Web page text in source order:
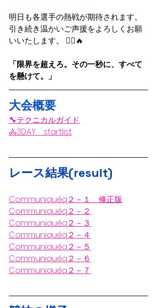
明日も各選手の熱戦が期待されます。
引き続き温かいご声援をよろしくお願
いいたします。 🚴‍♂️🔥
「限界を超えろ。その一秒に、すべて
を懸けて。」
大会概要
🔧テクニカルガイド
🚴3DAY　startlist
レース結果(result)
Communiquéq２－１　修正版
Communiquéq２－２
Communiquéq２－３
Communiquéq２－４
Communiquéq２－５
Communiquéq２－６
Communiquéq２－７